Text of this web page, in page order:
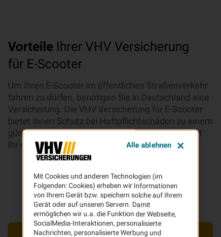
Vorteile Ihrer VHV Versicherung
für E-Scooter
Um Ihren E-Scooter im öffentlichen Straßenverkehr
fahren zu dürfen, benötigen Sie in Deutschland eine
Versicherung. Die VHV Versicherung für E-Scooter
bietet Ihnen Schutz bei Haftpflichtschäden zu einem
günstigen jährlichen Beitrag. Sichern Sie sich jetzt
Ihr neues Versicherungskennzeichen.
Mit Cookies und anderen Technologien (im
Folgenden: Cookies) erheben wir Informationen
von Ihrem Gerät bzw. speichern solche auf Ihrem
Gerät oder auf unseren Servern. Damit
ermöglichen wir u.a. die Funktion der Webseite,
SocialMedia-Interaktionen, personalisierte
Nachrichten, personalisierte Werbung und
Alle ablehnen